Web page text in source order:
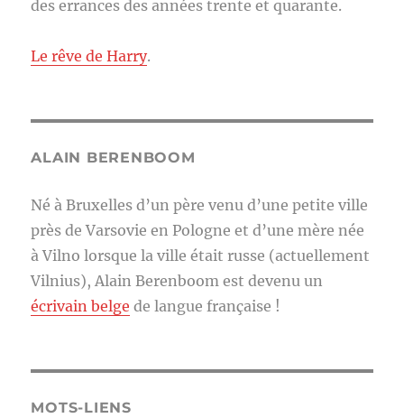
des errances des années trente et quarante.
Le rêve de Harry.
ALAIN BERENBOOM
Né à Bruxelles d’un père venu d’une petite ville
près de Varsovie en Pologne et d’une mère née
à Vilno lorsque la ville était russe (actuellement
Vilnius), Alain Berenboom est devenu un
écrivain belge de langue française !
MOTS-LIENS